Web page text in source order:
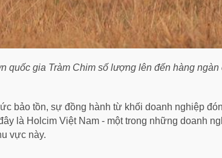
quốc gia Tràm Chim số lượng lên đến hàng
bảo tồn, sự đồng hành từ khối doanh nghiệp
là Holcim Việt Nam - một trong những doanh
vực này.